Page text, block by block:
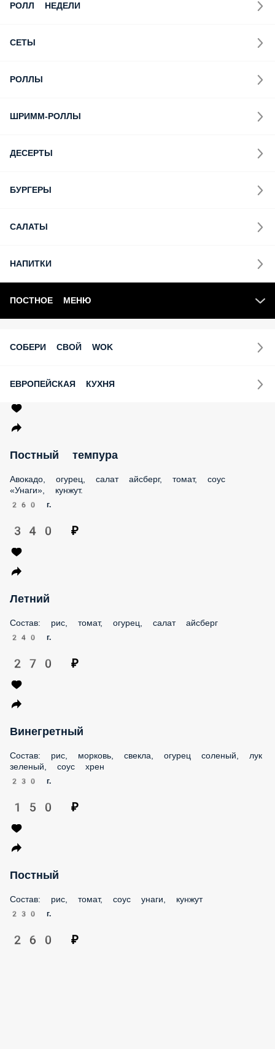
НОВИНКИ
РОЛЛ НЕДЕЛИ
СЕТЫ
РОЛЛЫ
ШРИММ-РОЛЛЫ
САЛАТЫ
ПОСТНОЕ МЕНЮ
СОБЕРИ СВОЙ WOK
ЕВРОПЕЙСКАЯ КУХНЯ
Постный темпура
Авокадо, огурец, салат айсберг, томат, соус «Унаги»,
кунжут.
260 г.
340 ₽
Летний
Состав: рис, томат, огурец, салат айсберг
270 ₽
Винегретный
Состав: рис, морковь, свекла, огурец соленый, лук
зеленый, соус хрен